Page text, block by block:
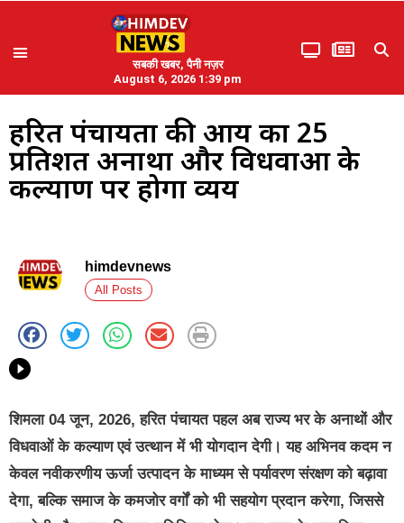
सबकी खबर, पैनी नज़र
August 6, 2026 1:39 pm
हरित पंचायतों की आय का 25
प्रतिशत अनाथों और विधवाओं के
कल्याण पर होगा व्यय
himdevnews
All Posts
शिमला 04 जून, 2026, हरित पंचायत पहल अब राज्य भर के अनाथों और
विधवाओं के कल्याण एवं उत्थान में भी योगदान देगी। यह अभिनव कदम न
केवल नवीकरणीय ऊर्जा उत्पादन के माध्यम से पर्यावरण संरक्षण को बढ़ावा
देगा, बल्कि समाज के कमजोर वर्गों को भी सहयोग प्रदान करेगा, जिससे